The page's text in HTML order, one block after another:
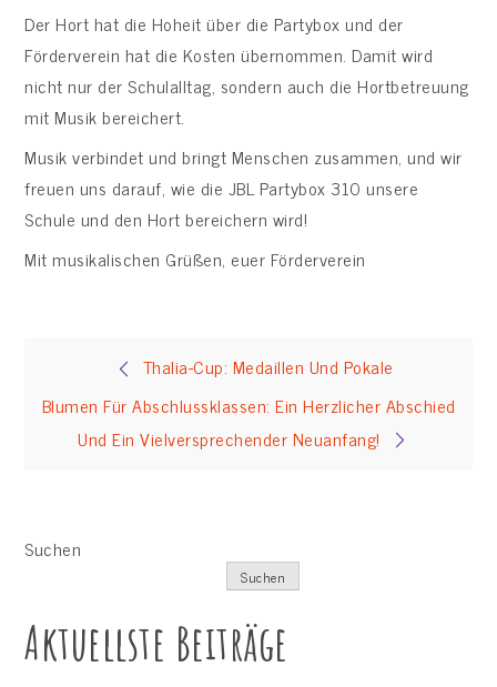
Der Hort hat die Hoheit über die Partybox und der
Förderverein hat die Kosten übernommen. Damit wird
nicht nur der Schulalltag, sondern auch die Hortbetreuung
mit Musik bereichert.
Musik verbindet und bringt Menschen zusammen, und wir
freuen uns darauf, wie die JBL Partybox 310 unsere
Schule und den Hort bereichern wird!
Mit musikalischen Grüßen, euer Förderverein
Beitragsnavigation
Thalia-Cup: Medaillen Und Pokale
Blumen Für Abschlussklassen: Ein Herzlicher Abschied
Und Ein Vielversprechender Neuanfang!
Suchen
Suchen
Aktuellste Beiträge